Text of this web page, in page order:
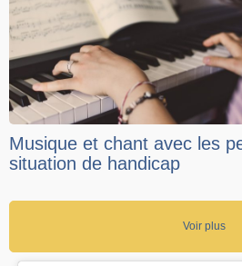
Musique et chant avec les
situation de handicap
Voir plus